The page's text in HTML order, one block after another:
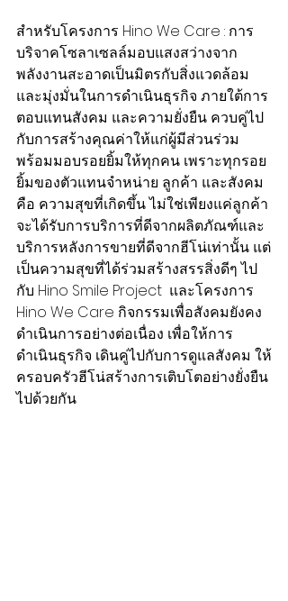
สำหรับโครงการ Hino We Care : การ
บริจาคโซลาเซลล์มอบแสงสว่างจาก
พลังงานสะอาดเป็นมิตรกับสิ่งแวดล้อม
และมุ่งมั่นในการดำเนินธุรกิจ ภายใต้การ
ตอบแทนสังคม และความยั่งยืน ควบคู่ไป
กับการสร้างคุณค่าให้แก่ผู้มีส่วนร่วม
พร้อมมอบรอยยิ้มให้ทุกคน เพราะทุกรอย
ยิ้มของตัวแทนจำหน่าย ลูกค้า และสังคม
คือ ความสุขที่เกิดขึ้น ไม่ใช่เพียงแค่ลูกค้า
จะได้รับการบริการที่ดีจากผลิตภัณฑ์และ
บริการหลังการขายที่ดีจากฮีโน่เท่านั้น แต่
เป็นความสุขที่ได้ร่วมสร้างสรรสิ่งดีๆ ไป
กับ Hino Smile Project  และโครงการ
Hino We Care กิจกรรมเพื่อสังคมยังคง
ดำเนินการอย่างต่อเนื่อง เพื่อให้การ
ดำเนินธุรกิจ เดินคู่ไปกับการดูแลสังคม ให้
ครอบครัวฮีโน่สร้างการเติบโตอย่างยั่งยืน
ไปด้วยกัน